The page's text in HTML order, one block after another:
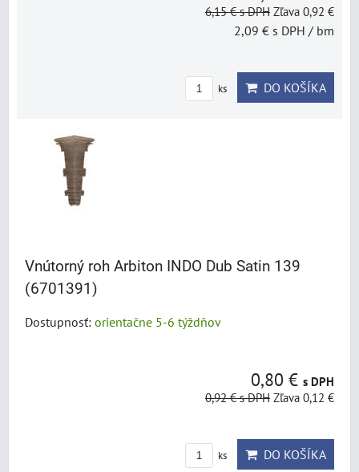
6,15 €s DPH Zľava 0,92 €
2,09 € s DPH / bm
ks DO KOŠÍKA
Vnútorný roh Arbiton INDO Dub Satin 139
(6701391)
Dostupnosť: orientačne 5-6 týždňov
0,80 € s DPH
0,92 €s DPH Zľava 0,12 €
ks DO KOŠÍKA